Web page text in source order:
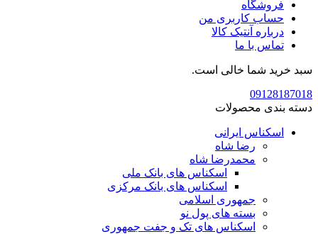
فروشگاه
حساب کاربری من
درباره آنتیک کالا
تماس با ما
سبد خرید شما خالی است.
09128187018
دسته بندی محصولات
اسکناس ایرانی
رضا شاه
محمدرضا شاه
اسکناس های بانک ملی
اسکناس های بانک مرکزی
جمهوری اسلامی
بسته های پول نو
اسکناس های تک و جفت جمهوری